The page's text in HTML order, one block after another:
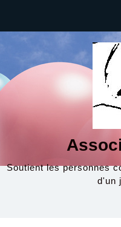
Soutient les personnes
d'un